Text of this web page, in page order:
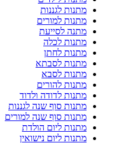
מתנות לגננות
מתנות למורים
מתנה לסייעת
מתנות לכלה
מתנות לחתן
מתנות לסבתא
מתנות לסבא
מתנות להורים
מתנות לדודה ולדוד
מתנות סוף שנה לגננות
מתנות סוף שנה למורים
מתנות ליום הולדת
מתנות ליום נישואין